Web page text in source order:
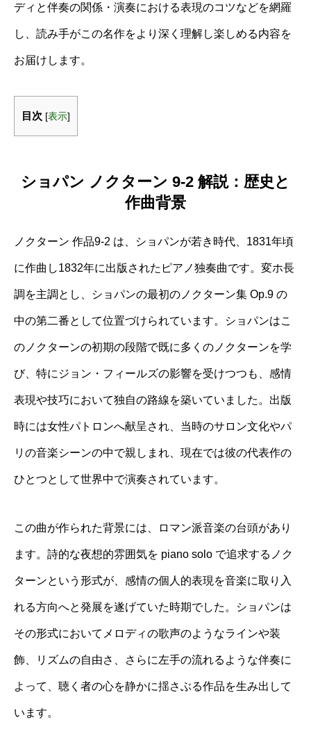
ディと伴奏の関係・演奏における表現のコツなどを網羅
し、読み手がこの名作をより深く理解し楽しめる内容を
お届けします。
目次 [表示]
ショパン ノクターン 9-2 解説：歴史と
作曲背景
ノクターン 作品9-2 は、ショパンが若き時代、1831年頃
に作曲し1832年に出版されたピアノ独奏曲です。変ホ長
調を主調とし、ショパンの最初のノクターン集 Op.9 の
中の第二番として位置づけられています。ショパンはこ
のノクターンの初期の段階で既に多くのノクターンを学
び、特にジョン・フィールズの影響を受けつつも、感情
表現や技巧において独自の路線を築いていました。出版
時には女性パトロンへ献呈され、当時のサロン文化やパ
リの音楽シーンの中で親しまれ、現在では彼の代表作の
ひとつとして世界中で演奏されています。
この曲が作られた背景には、ロマン派音楽の台頭があり
ます。詩的な夜想的雰囲気を piano solo で追求するノク
ターンという形式が、感情の個人的表現を音楽に取り入
れる方向へと発展を遂げていた時期でした。ショパンは
その形式においてメロディの歌声のようなラインや装
飾、リズムの自由さ、さらに左手の流れるような伴奏に
よって、聴く者の心を静かに揺さぶる作品を生み出して
います。